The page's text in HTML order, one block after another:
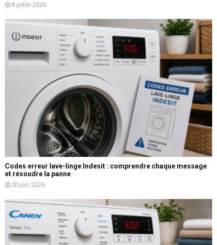
8 juillet 2026
Codes erreur lave-linge Indesit : comprendre chaque message
et résoudre la panne
30 juin 2026